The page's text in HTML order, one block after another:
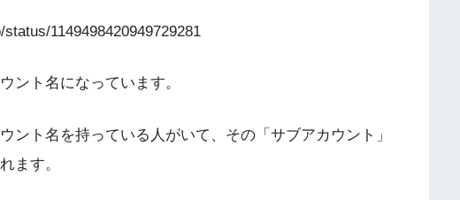
1149498420949729281
ント名になっています。
ント名を持っている人がいて、その「サブアカウント」
ます。